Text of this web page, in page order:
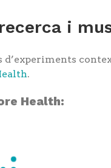
i
d’experiments
.
Health: